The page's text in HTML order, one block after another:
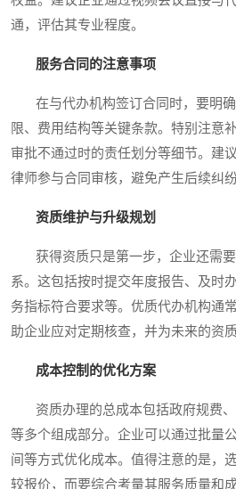
通，评估其专业程度。
服务合同的注意事项
在与代办机构签订合同时，要明确
限、费用结构等关键条款。特别注意
审批不通过时的责任划分等细节。建
律师参与合同审核，避免产生后续纠纷
资质维护与升级规划
获得资质只是第一步，企业还需要
系。这包括按时提交年度报告、及时
务指标符合要求等。优质代办机构通
助企业应对定期核查，并为未来的资
成本控制的优化方案
资质办理的总成本包括政府规费、
等多个组成部分。企业可以通过批量
间等方式优化成本。值得注意的是，
较报价，而要综合考量其服务质量和